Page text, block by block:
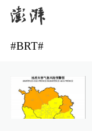
#BRT#